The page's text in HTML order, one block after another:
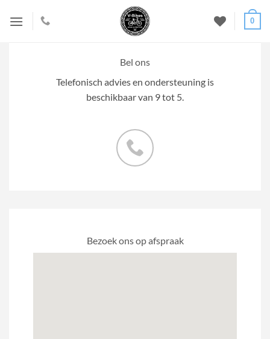
naar
0
Bel ons
Telefonisch advies en ondersteuning is
beschikbaar van 9 tot 5.
Bezoek ons op afspraak